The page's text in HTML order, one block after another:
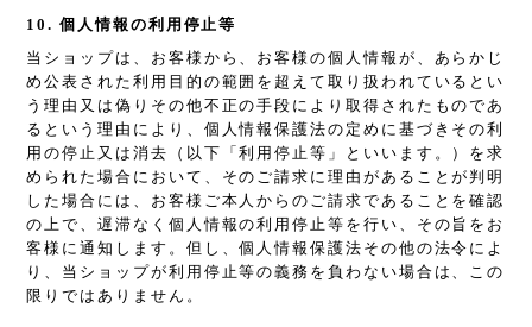
10. 個人情報の利用停止等
当ショップは、お客様から、お客様の個人情報が、あらかじ
め公表された利用目的の範囲を超えて取り扱われているとい
う理由又は偽りその他不正の手段により取得されたものであ
るという理由により、個人情報保護法の定めに基づきその利
用の停止又は消去（以下「利用停止等」といいます。）を求
められた場合において、そのご請求に理由があることが判明
した場合には、お客様ご本人からのご請求であることを確認
の上で、遅滞なく個人情報の利用停止等を行い、その旨をお
客様に通知します。但し、個人情報保護法その他の法令によ
り、当ショップが利用停止等の義務を負わない場合は、この
限りではありません。